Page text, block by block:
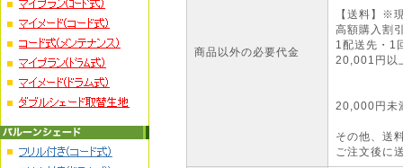
商品以外の必要代金
【送料】※
高額購入
1配送先・1
20,001円以
20,000円未
その他、送
ご注文後に